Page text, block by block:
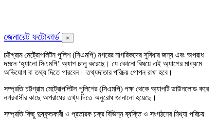
জেনারেট ফটোকার্ড ×
চট্টগ্রাম মেট্রোপলিটন পুলিশ (সিএমপি) নগরের নাগরিকদের সুবিধার জন্য এবং অপরাধ
দমনে ‘হ্যালো সিএমপি’ অ্যাপ চালু করেছে। যে কোনো বিষয়ে এই অ্যাপের মাধ্যমে
অভিযোগ বা তথ্য দিতে পারবেন। তথ্যদাতার পরিচয় গোপন রাখা হবে।
সম্প্রতি চট্টগ্রাম মেট্রোপলিটন পুলিশের (সিএমপি) পক্ষ থেকে অ্যাপটি ডাউনলোড করে
নগরবাসীর কাছে অপরাধের তথ্য দিতে অনুরোধ জানানো হয়েছে।
সম্প্রতি কিছু দুষ্কৃতকারী ও প্রতারক চক্র বিভিন্ন ব্যক্তি ও সংগঠনের মিথ্যা পরিচয়